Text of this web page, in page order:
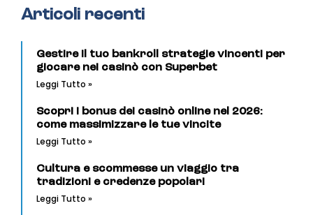
Articoli recenti
Gestire il tuo bankroll strategie vincenti per
giocare nei casinò con Superbet
Leggi Tutto »
Scopri i bonus dei casinò online nel 2026:
come massimizzare le tue vincite
Leggi Tutto »
Cultura e scommesse un viaggio tra
tradizioni e credenze popolari
Leggi Tutto »